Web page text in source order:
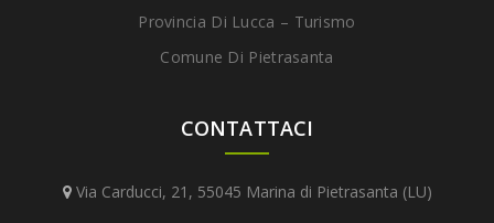
Provincia Di Lucca – Turismo
Comune Di Pietrasanta
CONTATTACI
Via Carducci, 21, 55045 Marina di Pietrasanta (LU)